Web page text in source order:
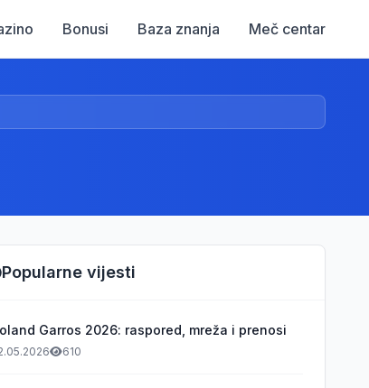
Bonusi Baza znanja Meč centar
Popularne vijesti
Garros 2026: raspored, mreža i prenosi
610